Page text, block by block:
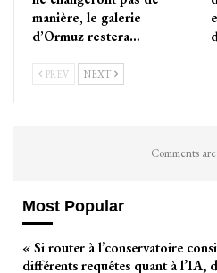
manière, le galerie
d’Ormuz restera…
PREV NEXT
Comments
Most Popular
« Si router à l’conservatoire
différents requêtes quant à l’IA,